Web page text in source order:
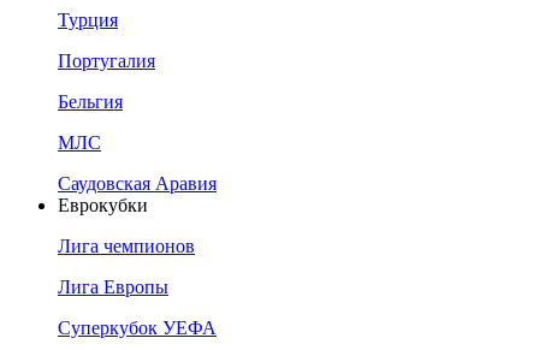
Турция
Португалия
Бельгия
МЛС
Саудовская Аравия
Еврокубки
Лига чемпионов
Лига Европы
Суперкубок УЕФА